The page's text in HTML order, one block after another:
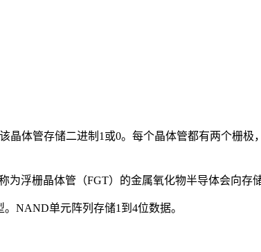
体管存储二进制1或0。每个晶体管都有两个栅
浮栅晶体管（FGT）的金属氧化物半导体会向存
NAND单元阵列存储1到4位数据。